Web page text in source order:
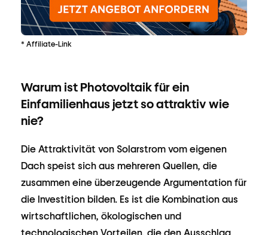
* Affiliate-Link
Warum ist Photovoltaik für ein
Einfamilienhaus jetzt so attraktiv wie
nie?
Die Attraktivität von Solarstrom vom eigenen
Dach speist sich aus mehreren Quellen, die
zusammen eine überzeugende Argumentation für
die Investition bilden. Es ist die Kombination aus
wirtschaftlichen, ökologischen und